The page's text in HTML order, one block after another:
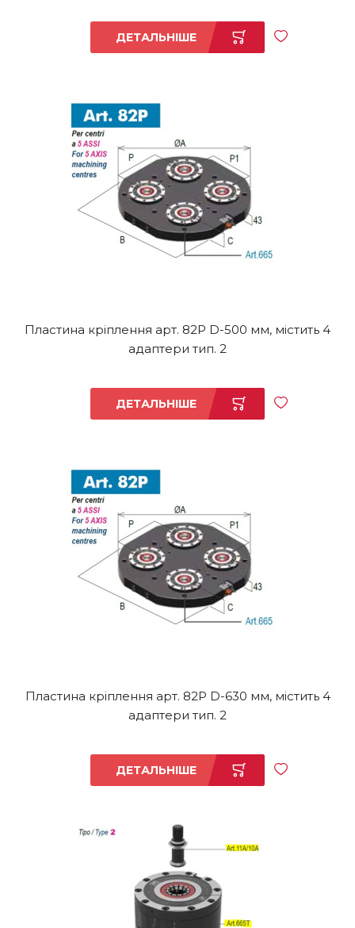
ДЕТАЛЬНІШЕ
Пластина кріплення арт. 82P D-500 мм, містить 4
адаптери тип. 2
ДЕТАЛЬНІШЕ
Пластина кріплення арт. 82P D-630 мм, містить 4
адаптери тип. 2
ДЕТАЛЬНІШЕ